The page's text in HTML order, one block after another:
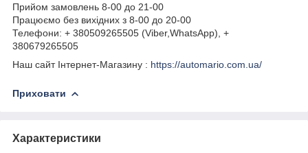
Прийом замовлень 8-00 до 21-00
Працюємо без вихідних з 8-00 до 20-00
Телефони: + 380509265505 (Viber,WhatsApp), +
380679265505
Наш сайт Інтернет-Магазину : https://automario.com.ua/
Приховати
Характеристики